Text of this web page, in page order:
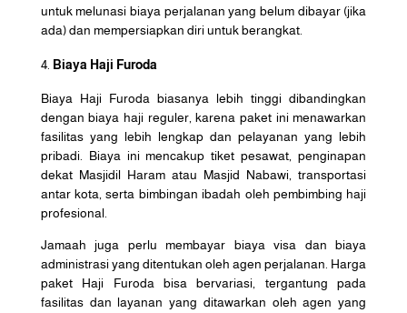
untuk melunasi biaya perjalanan yang belum dibayar (jika
ada) dan mempersiapkan diri untuk berangkat.
Biaya Haji Furoda
Biaya Haji Furoda biasanya lebih tinggi dibandingkan
dengan biaya haji reguler, karena paket ini menawarkan
fasilitas yang lebih lengkap dan pelayanan yang lebih
pribadi. Biaya ini mencakup tiket pesawat, penginapan
dekat Masjidil Haram atau Masjid Nabawi, transportasi
antar kota, serta bimbingan ibadah oleh pembimbing haji
profesional.
Jamaah juga perlu membayar biaya visa dan biaya
administrasi yang ditentukan oleh agen perjalanan. Harga
paket Haji Furoda bisa bervariasi, tergantung pada
fasilitas dan layanan yang ditawarkan oleh agen yang